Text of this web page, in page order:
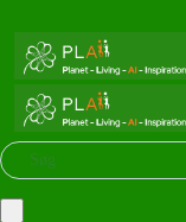
Søg